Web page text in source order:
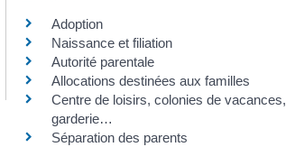
Adoption
Naissance et filiation
Autorité parentale
Allocations destinées aux familles
Centre de loisirs, colonies de vacances,
garderie…
Séparation des parents